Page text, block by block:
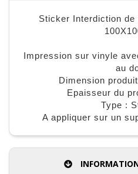
Sticker Interdiction de
Impression sur vinyle
au
Dimension
Epaisseur du
Type :
A appliquer sur un